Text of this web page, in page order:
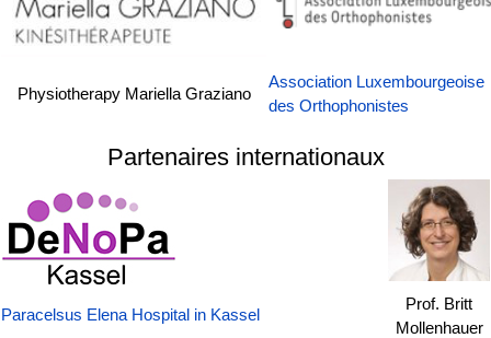
Physiotherapy Mariella Graziano
Association Luxembourgeoise
des Orthophonistes
Partenaires internationaux
Paracelsus Elena Hospital in Kassel
Prof. Britt
Mollenhauer